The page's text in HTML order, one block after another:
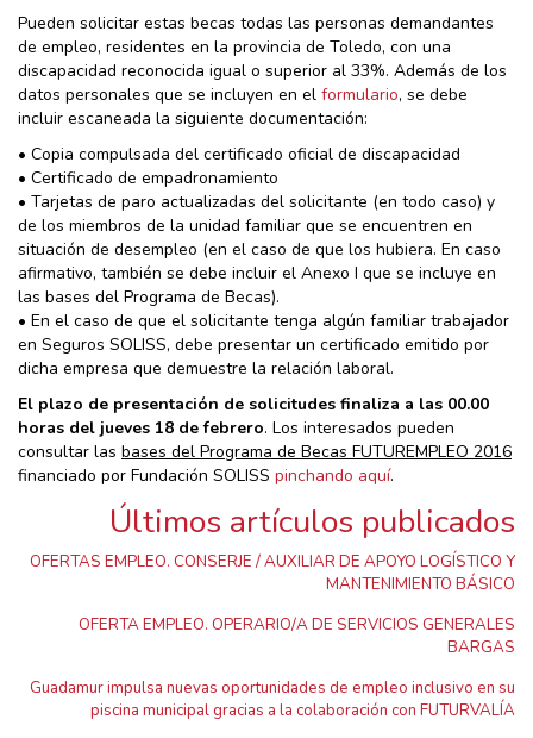
Pueden solicitar estas becas todas las personas demandantes
de empleo, residentes en la provincia de Toledo, con una
discapacidad reconocida igual o superior al 33%. Además de los
datos personales que se incluyen en el formulario, se debe
incluir escaneada la siguiente documentación:
• Copia compulsada del certificado oficial de discapacidad
• Certificado de empadronamiento
• Tarjetas de paro actualizadas del solicitante (en todo caso) y
de los miembros de la unidad familiar que se encuentren en
situación de desempleo (en el caso de que los hubiera. En caso
afirmativo, también se debe incluir el Anexo I que se incluye en
las bases del Programa de Becas).
• En el caso de que el solicitante tenga algún familiar trabajador
en Seguros SOLISS, debe presentar un certificado emitido por
dicha empresa que demuestre la relación laboral.
El plazo de presentación de solicitudes finaliza a las 00.00
horas del jueves 18 de febrero. Los interesados pueden
consultar las bases del Programa de Becas FUTUREMPLEO 2016
financiado por Fundación SOLISS pinchando aquí.
Últimos artículos publicados
OFERTAS EMPLEO. CONSERJE / AUXILIAR DE APOYO LOGÍSTICO Y
MANTENIMIENTO BÁSICO
OFERTA EMPLEO. OPERARIO/A DE SERVICIOS GENERALES
BARGAS
Guadamur impulsa nuevas oportunidades de empleo inclusivo en su
piscina municipal gracias a la colaboración con FUTURVALÍA